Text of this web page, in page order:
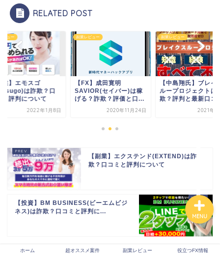
RELATED POST
ビュー
業】エモスゴ
は詐欺？口
と評判について
2022年1月8日
副業レビュー
【FX】成田寛明
SAVIOR(セイバー)は稼
げる？詐欺？評価と口...
2020年11月24日
副業レビュー
【中島翔氏】ブレイ
ループロジェクトは
欺？評判と最新口コ
2021年3
【副業】エクステンド(EXTEND)は詐
欺？口コミと評判について
【投資】BM BUSINESS(ビーエムビジ
ネス)は詐欺？口コミと評判に...
ホーム 超オススメ案件 副業レビュー 役立つFX情報
MENU
ホーム
役立つFX情報